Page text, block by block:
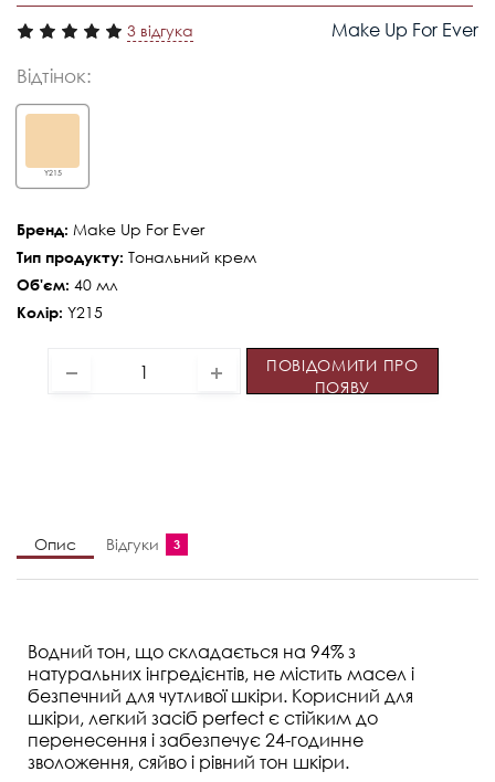
3 відгука
Make Up For Ever
Відтінок:
Y215
Бренд: Make Up For Ever
Тип продукту: Тональний крем
Об'єм: 40 мл
Колір: Y215
ПОВІДОМИТИ ПРО
ПОЯВУ
Опис Відгуки 3
Водний тон, що складається на 94% з
натуральних інгредієнтів, не містить масел і
безпечний для чутливої шкіри. Корисний для
шкіри, легкий засіб perfect є стійким до
перенесення і забезпечує 24-годинне
зволоження, сяйво і рівний тон шкіри.